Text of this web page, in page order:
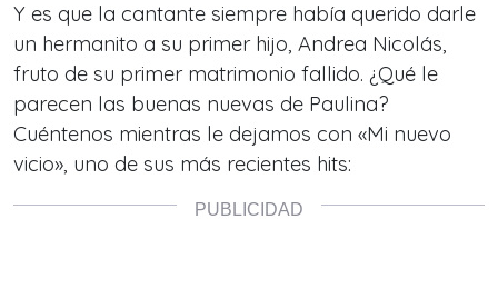
Y es que la cantante siempre había querido darle
un hermanito a su primer hijo, Andrea Nicolás,
fruto de su primer matrimonio fallido. ¿Qué le
parecen las buenas nuevas de Paulina?
Cuéntenos mientras le dejamos con «Mi nuevo
vicio», uno de sus más recientes hits: